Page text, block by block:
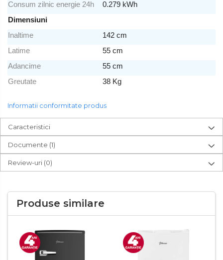
Consum zilnic energie 24h
0.279 kWh
Dimensiuni
Inaltime
142 cm
Latime
55 cm
Adancime
55 cm
Greutate
38 Kg
Informatii conformitate produs
Caracteristici
Documente (1)
Review-uri (0)
Produse similare